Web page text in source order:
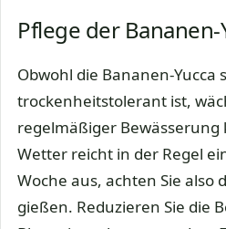
Pflege der Bananen-
Obwohl die Bananen-Yucca
trockenheitstolerant ist,
regelmäßiger Bewässerung
Wetter reicht in der Regel
Woche aus, achten Sie also
gießen. Reduzieren Sie die